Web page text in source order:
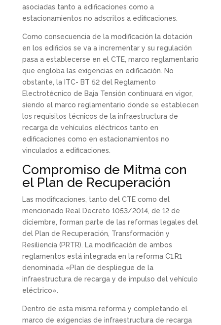
asociadas tanto a edificaciones como a
estacionamientos no adscritos a edificaciones.
Como consecuencia de la modificación la dotación
en los edificios se va a incrementar y su regulación
pasa a establecerse en el CTE, marco reglamentario
que engloba las exigencias en edificación. No
obstante, la ITC- BT 52 del Reglamento
Electrotécnico de Baja Tensión continuará en vigor,
siendo el marco reglamentario donde se establecen
los requisitos técnicos de la infraestructura de
recarga de vehículos eléctricos tanto en
edificaciones como en estacionamientos no
vinculados a edificaciones.
Compromiso de Mitma con
el Plan de Recuperación
Las modificaciones, tanto del CTE como del
mencionado Real Decreto 1053/2014, de 12 de
diciembre, forman parte de las reformas legales del
del Plan de Recuperación, Transformación y
Resiliencia (PRTR). La modificación de ambos
reglamentos está integrada en la reforma C1.R1
denominada «Plan de despliegue de la
infraestructura de recarga y de impulso del vehículo
eléctrico».
Dentro de esta misma reforma y completando el
marco de exigencias de infraestructura de recarga